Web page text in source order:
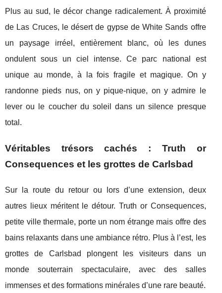
Plus au sud, le décor change radicalement. À proximité
de Las Cruces, le désert de gypse de White Sands offre
un paysage irréel, entièrement blanc, où les dunes
ondulent sous un ciel intense. Ce parc national est
unique au monde, à la fois fragile et magique. On y
randonne pieds nus, on y pique-nique, on y admire le
lever ou le coucher du soleil dans un silence presque
total.
Véritables trésors cachés : Truth or
Consequences et les grottes de Carlsbad
Sur la route du retour ou lors d’une extension, deux
autres lieux méritent le détour. Truth or Consequences,
petite ville thermale, porte un nom étrange mais offre des
bains relaxants dans une ambiance rétro. Plus à l’est, les
grottes de Carlsbad plongent les visiteurs dans un
monde souterrain spectaculaire, avec des salles
immenses et des formations minérales d’une rare beauté.